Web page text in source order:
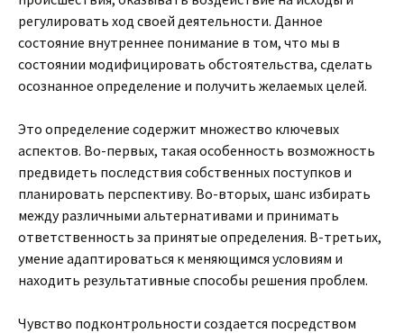
регулировать ход своей деятельности. Данное
состояние внутреннее понимание в том, что мы в
состоянии модифицировать обстоятельства, сделать
осознанное определение и получить желаемых целей.
Это определение содержит множество ключевых
аспектов. Во-первых, такая особенность возможность
предвидеть последствия собственных поступков и
планировать перспективу. Во-вторых, шанс избирать
между различными альтернативами и принимать
ответственность за принятые определения. В-третьих,
умение адаптироваться к меняющимся условиям и
находить результативные способы решения проблем.
Чувство подконтрольности создается посредством